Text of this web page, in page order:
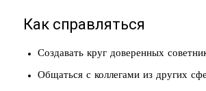
Как справляться
Создавать круг доверенных
Общаться с коллегами из других